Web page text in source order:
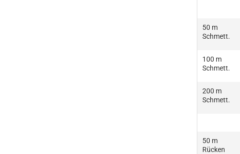
50 m
Schmett.
100 m
Schmett.
200 m
Schmett.
50 m
Rücken